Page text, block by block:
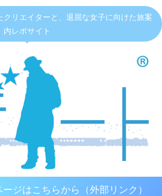
リエイターと、退屈な女子に向けた旅案
内レポサイト
ジはこちらから（外部リンク）